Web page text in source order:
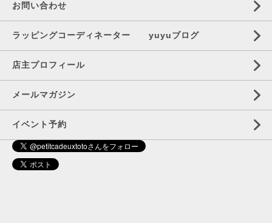
お問い合わせ
ラッピングコーディネーター yuyuブログ
店主プロフィール
メールマガジン
イベント予約